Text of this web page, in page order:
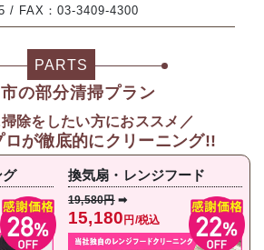
/ FAX：03-3409-4300
PARTS
の部分清掃プラン
除をしたい方におススメ／
ロが徹底的にクリーニング!!
グ 換気扇・レンジフード
19,580円 ➡
15,180円/税込